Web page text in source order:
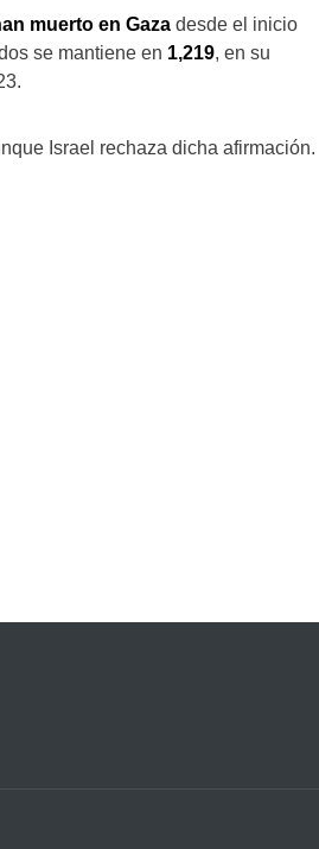
muerto en Gaza desde el inicio
se mantiene en 1,219, en su
Israel rechaza dicha afirmación.